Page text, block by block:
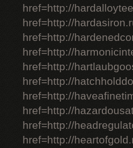
href=http://
href=http://
href=http://
href=http://
href=http://
href=http://
href=http://
href=http://
href=http://
href=http://